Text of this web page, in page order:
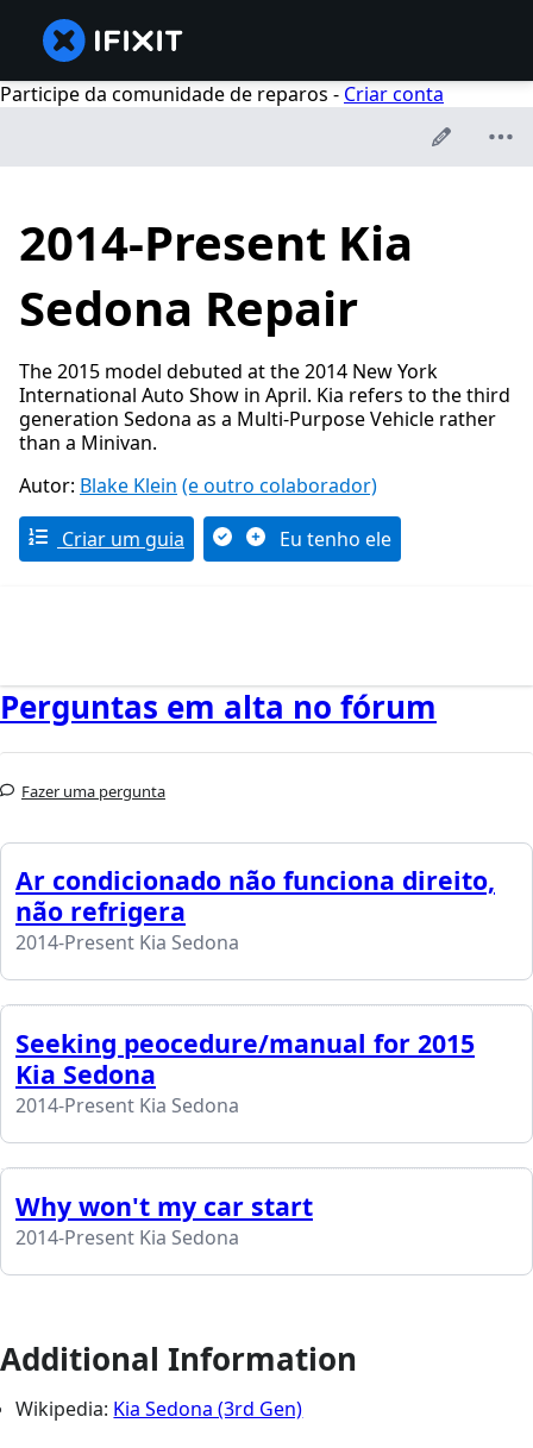
Participe da comunidade de reparos - Criar conta
2014-Present Kia
Sedona Repair
The 2015 model debuted at the 2014 New York
International Auto Show in April. Kia refers to the third
generation Sedona as a Multi-Purpose Vehicle rather
than a Minivan.
Autor: Blake Klein (e outro colaborador)
Criar um guia Eu tenho ele
Perguntas em alta no fórum
Fazer uma pergunta
Ar condicionado não funciona direito,
não refrigera
2014-Present Kia Sedona
Seeking peocedure/manual for 2015
Kia Sedona
2014-Present Kia Sedona
Why won't my car start
2014-Present Kia Sedona
Additional Information
Wikipedia: Kia Sedona (3rd Gen)